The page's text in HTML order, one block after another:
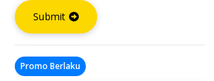
Submit
Promo Berlaku